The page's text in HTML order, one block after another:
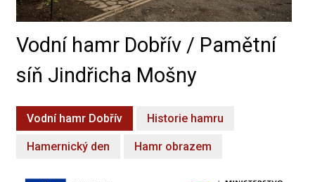
Vodní hamr Dobřív / Pamětní
síň Jindřicha Mošny
Vodní hamr Dobřív Historie hamru
Hamernický den Hamr obrazem